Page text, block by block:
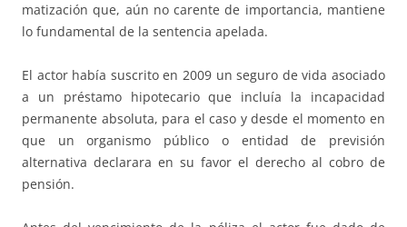
matización que, aún no carente de importancia, mantiene
lo fundamental de la sentencia apelada.
El actor había suscrito en 2009 un seguro de vida asociado
a un préstamo hipotecario que incluía la incapacidad
permanente absoluta, para el caso y desde el momento en
que un organismo público o entidad de previsión
alternativa declarara en su favor el derecho al cobro de
pensión.